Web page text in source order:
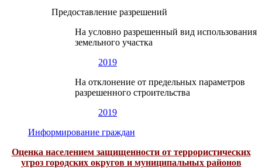
Предоставление разрешений
На условно разрешенный вид использования
земельного участка
2019
На отклонение от предельных параметров
разрешенного строительства
2019
Информирование граждан
Оценка населением защищенности от террористических
угроз городских округов и муниципальных районов